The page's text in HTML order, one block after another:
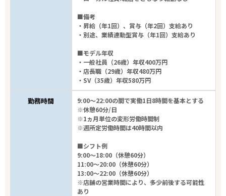
■備考
・昇給（年1回）、賞与（年2回）支給あり
・別途、業績連動型賞与（年1回）支給あり
■モデル年収
・一般社員（26歳）年収400万円
・店長職（29歳）年収480万円
・SV（35歳）年収580万円
勤務時間
9:00～22:00の間で実働1日8時間を基本とする
※休憩60分/日
※1ヵ月単位の変形労働時間制
※週所定労働時間は40時間以内
■シフト例
9:00～18:00（休憩60分）
11:00～20:00（休憩60分）
13:00～22:00（休憩60分）
※店舗の営業時間により、多少前後する可能性
あり